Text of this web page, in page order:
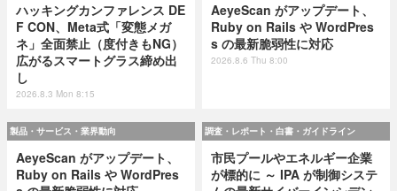
ハッキングカンファレンス DE
F CON、Meta式「変態メガ
ネ」全面禁止（度付きもNG）
広がるスマートグラス締め出
し
2026.8.3 Mon 8:15
AeyeScan がアップデート、
Ruby on Rails や WordPres
s の最新脆弱性に対応
2026.8.6 Thu 8:00
製品・サービス・業界動向
AeyeScan がアップデート、
Ruby on Rails や WordPres
調査・レポート・白書・ガイドライン
市民プールやエネルギー企業
が標的に ～ IPA が制御システ